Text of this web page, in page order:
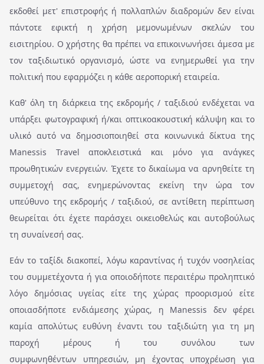
εκδοθεί μετ' επιστροφής ή πολλαπλών διαδρομών δεν είναι
πάντοτε εφικτή η χρήση μεμονωμένων σκελών του
εισιτηρίου. Ο χρήστης θα πρέπει να επικοινωνήσει άμεσα με
τον ταξιδιωτικό οργανισμό, ώστε να ενημερωθεί για την
πολιτική που εφαρμόζει η κάθε αεροπορική εταιρεία.
Καθ' όλη τη διάρκεια της εκδρομής / ταξιδιού ενδέχεται να
υπάρξει φωτογραφική ή/και οπτικοακουστική κάλυψη και το
υλικό αυτό να δημοσιοποιηθεί στα κοινωνικά δίκτυα της
Manessis Travel αποκλειστικά και μόνο για ανάγκες
προωθητικών ενεργειών. Έχετε το δικαίωμα να αρνηθείτε τη
συμμετοχή σας, ενημερώνοντας εκείνη την ώρα τον
υπεύθυνο της εκδρομής / ταξιδιού, σε αντίθετη περίπτωση
θεωρείται ότι έχετε παράσχει οικειοθελώς και αυτοβούλως
τη συναίνεσή σας.
Εάν το ταξίδι διακοπεί, λόγω καραντίνας ή τυχόν νοσηλείας
του συμμετέχοντα ή για οποιοδήποτε περαιτέρω προληπτικό
λόγο δημόσιας υγείας είτε της χώρας προορισμού είτε
οποιασδήποτε ενδιάμεσης χώρας, η Manessis δεν φέρει
καμία απολύτως ευθύνη έναντι του ταξιδιώτη για τη μη
παροχή μέρους ή του συνόλου των
συμφωνηθέντων υπηρεσιών, μη έχοντας υποχρέωση για